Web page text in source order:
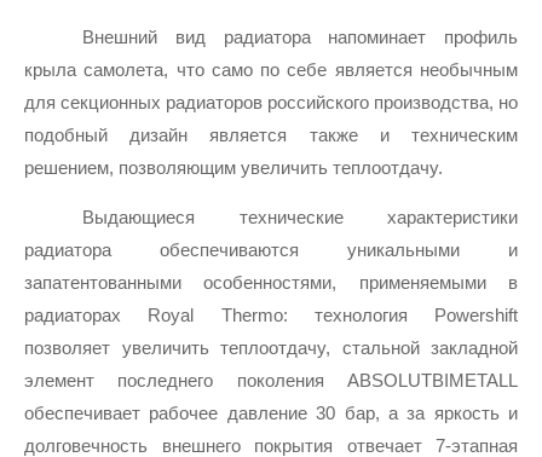
Внешний вид радиатора напоминает профиль
крыла самолета, что само по себе является необычным
для секционных радиаторов российского производства, но
подобный дизайн является также и техническим
решением, позволяющим увеличить теплоотдачу.
Выдающиеся технические характеристики
радиатора обеспечиваются уникальными и
запатентованными особенностями, применяемыми в
радиаторах Royal Thermo: технология Powershift
позволяет увеличить теплоотдачу, стальной закладной
элемент последнего поколения ABSOLUTBIMETALL
обеспечивает рабочее давление 30 бар, а за яркость и
долговечность внешнего покрытия отвечает 7-этапная